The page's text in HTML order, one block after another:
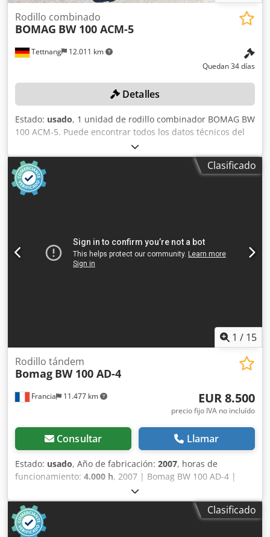
Tettnang 12.011 km
Rodillo combinado
BOMAG BW 100 ACM-5
Quedan 34 días
Detalles
Estado: usado, 1 unidad de rodillo combinador BOMAG BW
100 ACM-5. Puede encontrar todos los datos técnicos del
artículo que se subasta en la sección «Documentos» en
formato PDF, disponible para descargar. Color: como se
muestra en las imágenes, de acuerdo con las fotos y la
inspección. Estado: usado. Csdpfszqaycox Acaorf
Clasificado
1 / 15
Francia 11.477 km
Rodillo tándem
Bomag BW 100 AD-4
EUR 8.500
precio fijo IVA no incluído
Consultar Llamar
Estado: usado, Año de fabricación: 2007, horas de
funcionamiento: 4.000 h, 2007 | Bomag BW 100 AD-4 |
Rodillo tándem usado | 4000 horas 📍 Ubicación: Francia
🚛 Entrega disponible en su destino: ¡Utilice nuestra
calculadora de envío para estimar los costes de transporte!
💰 Compre ahora por 8500 EUR o haga una oferta. Pago
Clasificado